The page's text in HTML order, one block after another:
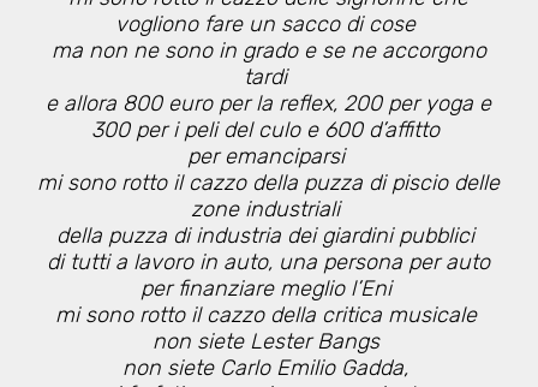
vogliono fare un sacco di cose
ma non ne sono in grado e se ne accorgono
tardi
e allora 800 euro per la reflex, 200 per yoga e
300 per i peli del culo e 600 d’affitto
per emanciparsi
mi sono rotto il cazzo della puzza di piscio delle
zone industriali
della puzza di industria dei giardini pubblici
di tutti a lavoro in auto, una persona per auto
per finanziare meglio l’Eni
mi sono rotto il cazzo della critica musicale
non siete Lester Bangs
non siete Carlo Emilio Gadda,